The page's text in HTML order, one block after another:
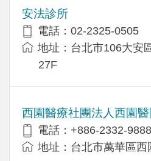
安法診所
電話：02-2325-0505
地址：台北市106大安
27F
西園醫療社團法人西園
電話：+886-2332-9888
地址：台北市萬華區西